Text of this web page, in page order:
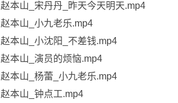
赵本山_宋丹丹_昨天今天明天.mp4
赵本山_小九老乐.mp4
赵本山_小沈阳_不差钱.mp4
赵本山_演员的烦恼.mp4
赵本山_杨蕾_小九老乐.mp4
赵本山_钟点工.mp4